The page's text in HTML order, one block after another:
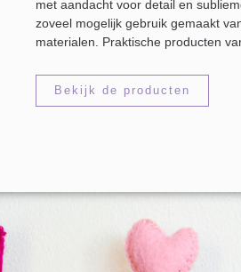
met aandacht voor detail en
zoveel mogelijk gebruik gemaakt
materialen. Praktische producten
Bekijk de producten